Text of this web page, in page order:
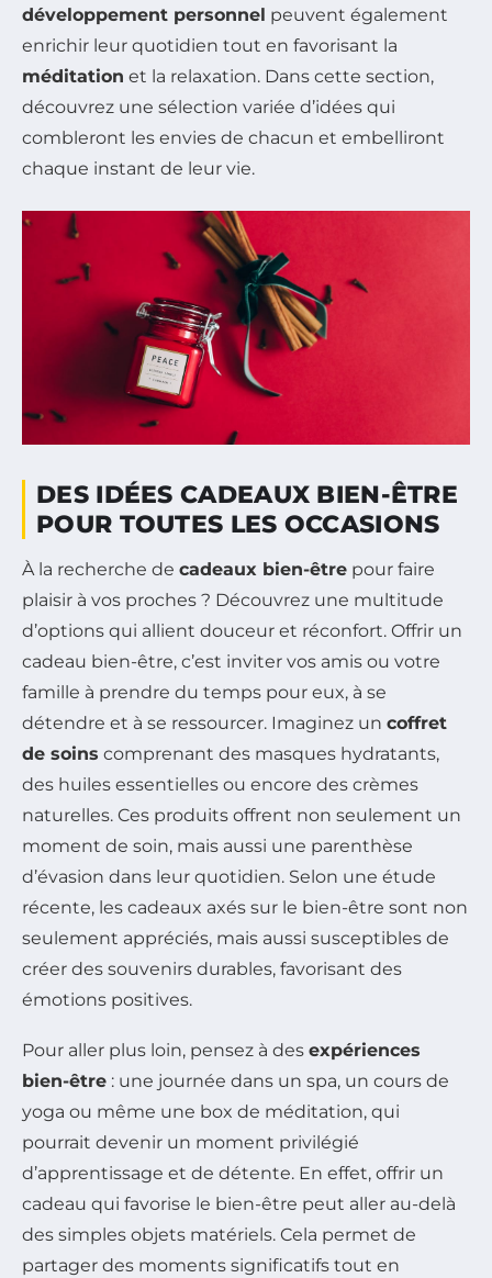
développement personnel peuvent également
enrichir leur quotidien tout en favorisant la
méditation et la relaxation. Dans cette section,
découvrez une sélection variée d’idées qui
combleront les envies de chacun et embelliront
chaque instant de leur vie.
DES IDÉES CADEAUX BIEN-ÊTRE
POUR TOUTES LES OCCASIONS
À la recherche de cadeaux bien-être pour faire
plaisir à vos proches ? Découvrez une multitude
d’options qui allient douceur et réconfort. Offrir un
cadeau bien-être, c’est inviter vos amis ou votre
famille à prendre du temps pour eux, à se
détendre et à se ressourcer. Imaginez un coffret
de soins comprenant des masques hydratants,
des huiles essentielles ou encore des crèmes
naturelles. Ces produits offrent non seulement un
moment de soin, mais aussi une parenthèse
d’évasion dans leur quotidien. Selon une étude
récente, les cadeaux axés sur le bien-être sont non
seulement appréciés, mais aussi susceptibles de
créer des souvenirs durables, favorisant des
émotions positives.
Pour aller plus loin, pensez à des expériences
bien-être : une journée dans un spa, un cours de
yoga ou même une box de méditation, qui
pourrait devenir un moment privilégié
d’apprentissage et de détente. En effet, offrir un
cadeau qui favorise le bien-être peut aller au-delà
des simples objets matériels. Cela permet de
partager des moments significatifs tout en